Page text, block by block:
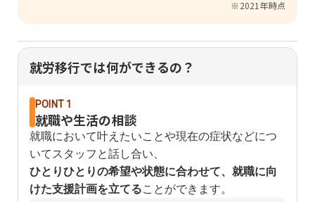
※2021年時点
就労移行では何ができるの？
POINT 1
就職や生活の相談
就職において叶えたいことや現在の症状などにつ
いてスタッフと話し合い、
ひとりひとりの希望や状態に合わせて、就職に向
けた支援計画を立てることができます。